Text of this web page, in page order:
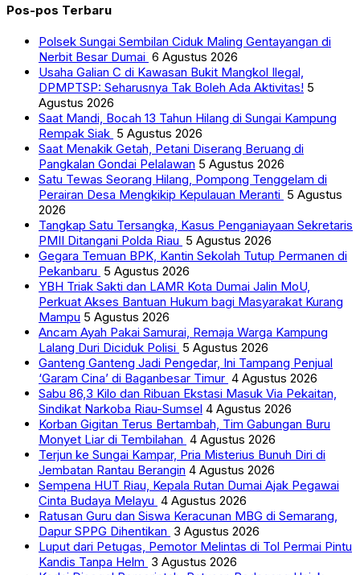
Pos-pos Terbaru
Polsek Sungai Sembilan Ciduk Maling Gentayangan di
Nerbit Besar Dumai 6 Agustus 2026
Usaha Galian C di Kawasan Bukit Mangkol Ilegal,
DPMPTSP: Seharusnya Tak Boleh Ada Aktivitas! 5
Agustus 2026
Saat Mandi, Bocah 13 Tahun Hilang di Sungai Kampung
Rempak Siak 5 Agustus 2026
Saat Menakik Getah, Petani Diserang Beruang di
Pangkalan Gondai Pelalawan 5 Agustus 2026
Satu Tewas Seorang Hilang, Pompong Tenggelam di
Perairan Desa Mengkikip Kepulauan Meranti 5 Agustus
2026
Tangkap Satu Tersangka, Kasus Penganiayaan Sekretaris
PMII Ditangani Polda Riau 5 Agustus 2026
Gegara Temuan BPK, Kantin Sekolah Tutup Permanen di
Pekanbaru 5 Agustus 2026
YBH Triak Sakti dan LAMR Kota Dumai Jalin MoU,
Perkuat Akses Bantuan Hukum bagi Masyarakat Kurang
Mampu 5 Agustus 2026
Ancam Ayah Pakai Samurai, Remaja Warga Kampung
Lalang Duri Diciduk Polisi 5 Agustus 2026
Ganteng Ganteng Jadi Pengedar, Ini Tampang Penjual
‘Garam Cina’ di Baganbesar Timur 4 Agustus 2026
Sabu 86,3 Kilo dan Ribuan Ekstasi Masuk Via Pekaitan,
Sindikat Narkoba Riau-Sumsel 4 Agustus 2026
Korban Gigitan Terus Bertambah, Tim Gabungan Buru
Monyet Liar di Tembilahan 4 Agustus 2026
Terjun ke Sungai Kampar, Pria Misterius Bunuh Diri di
Jembatan Rantau Berangin 4 Agustus 2026
Sempena HUT Riau, Kepala Rutan Dumai Ajak Pegawai
Cinta Budaya Melayu 4 Agustus 2026
Ratusan Guru dan Siswa Keracunan MBG di Semarang,
Dapur SPPG Dihentikan 3 Agustus 2026
Luput dari Petugas, Pemotor Melintas di Tol Permai Pintu
Kandis Tanpa Helm 3 Agustus 2026